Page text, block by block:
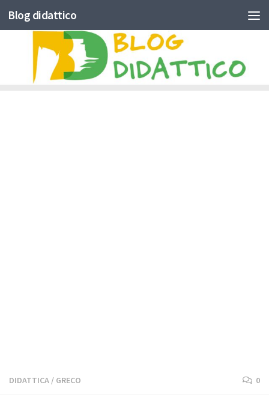
Skip to content
Blog didattico
DIDATTICA / GRECO 0